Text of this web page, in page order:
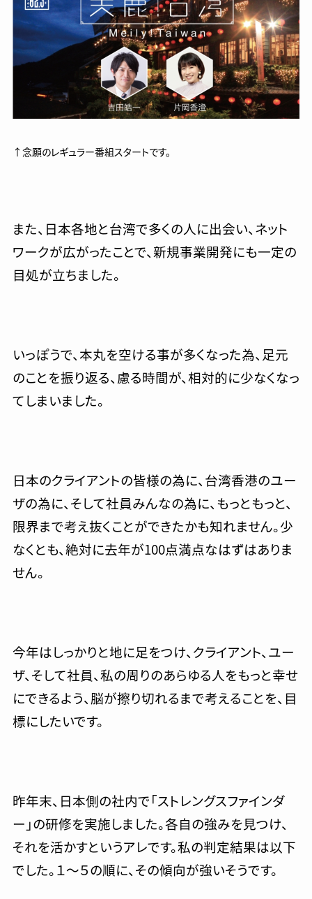
↑念願のレギュラー番組スタートです。
また、日本各地と台湾で多くの人に出会い、ネット
ワークが広がったことで、新規事業開発にも一定の
目処が立ちました。
いっぽうで、本丸を空ける事が多くなった為、足元
のことを振り返る、慮る時間が、相対的に少なくなっ
てしまいました。
日本のクライアントの皆様の為に、台湾香港のユー
ザの為に、そして社員みんなの為に、もっともっと、
限界まで考え抜くことができたかも知れません。少
なくとも、絶対に去年が100点満点なはずはありま
せん。
今年はしっかりと地に足をつけ、クライアント、ユー
ザ、そして社員、私の周りのあらゆる人をもっと幸せ
にできるよう、脳が擦り切れるまで考えることを、目
標にしたいです。
昨年末、日本側の社内で「ストレングスファインダ
ー」の研修を実施しました。各自の強みを見つけ、
それを活かすというアレです。私の判定結果は以下
でした。１〜５の順に、その傾向が強いそうです。